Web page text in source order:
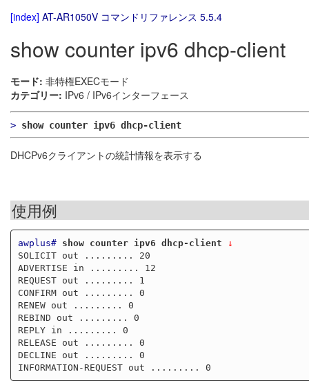
[index] AT-AR1050V コマンドリファレンス 5.5.4
show counter ipv6 dhcp-client
モード: 非特権EXECモード
カテゴリー: IPv6 / IPv6インターフェース
> show counter ipv6 dhcp-client
DHCPv6クライアントの統計情報を表示する
使用例
awplus# show counter ipv6 dhcp-client ↓
SOLICIT out ......... 20
ADVERTISE in ......... 12
REQUEST out ......... 1
CONFIRM out ......... 0
RENEW out ......... 0
REBIND out ......... 0
REPLY in ......... 0
RELEASE out ......... 0
DECLINE out ......... 0